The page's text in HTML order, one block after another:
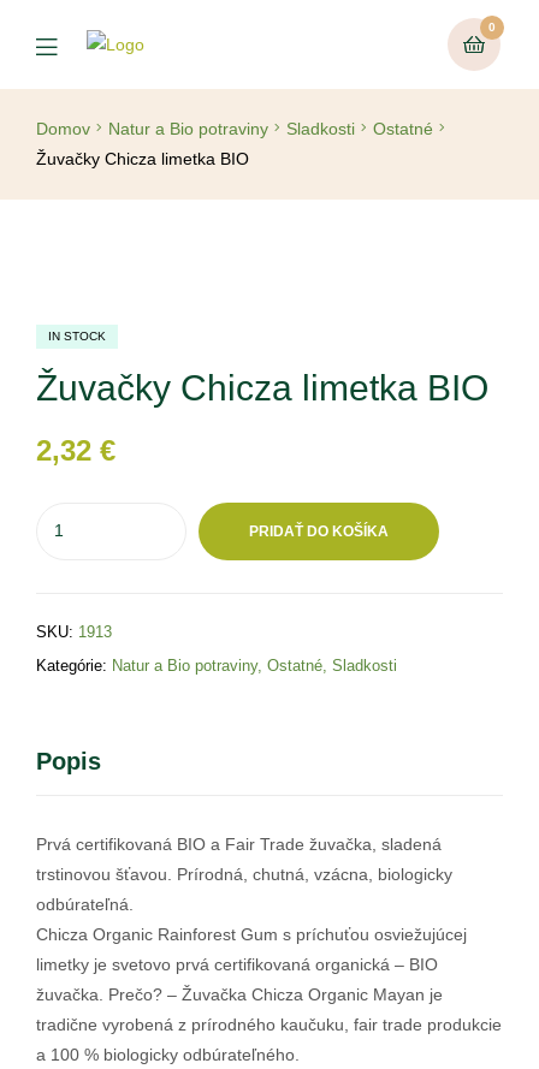
0
Domov Natur a Bio potraviny Sladkosti
Ostatné
Žuvačky Chicza limetka BIO
IN STOCK
Žuvačky Chicza limetka BIO
2,32 €
PRIDAŤ DO KOŠÍKA
SKU: 1913
Kategórie: Natur a Bio potraviny, Ostatné Sladkosti
Popis
Prvá certifikovaná BIO a Fair Trade žuvačka, sladená
trstinovou šťavou. Prírodná, chutná, vzácna, biologicky
odbúrateľná.
Chicza Organic Rainforest Gum s príchuťou osviežujúcej
limetky je svetovo prvá certifikovaná organická – BIO
žuvačka. Prečo? – Žuvačka Chicza Organic Mayan je
tradične vyrobená z prírodného kaučuku, fair trade produkcie
a 100 % biologicky odbúrateľného.